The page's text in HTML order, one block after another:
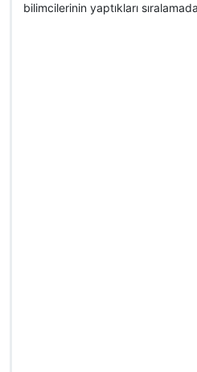
bilimcilerinin yaptıkları